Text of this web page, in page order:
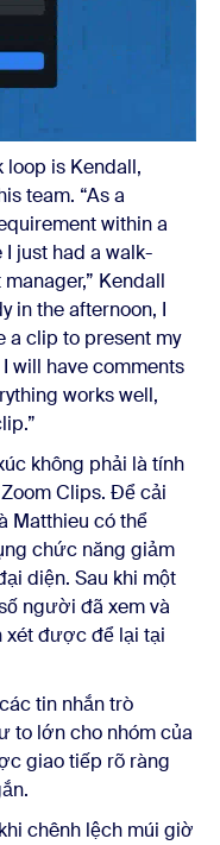
loop is Kendall,
team. “As a
within a
just had a walk-
Kendall
in the afternoon, I
a clip to present my
will have comments
works well,
không phải là tính
Clips. Để cải
Matthieu có thể
chức năng giảm
diện. Sau khi một
người đã xem và
xét được để lại tại
tin nhắn trò
to lớn cho nhóm của
giao tiếp rõ ràng
chênh lệch múi giờ